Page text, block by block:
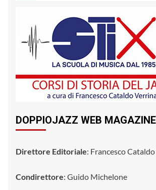
DOPPIOJAZZ WEB MAGAZINE
Direttore Editoriale: Francesco
Condirettore: Guido Michelone